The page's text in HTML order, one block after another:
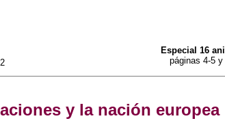
Especial 16
páginas 4-5
y la nación europea